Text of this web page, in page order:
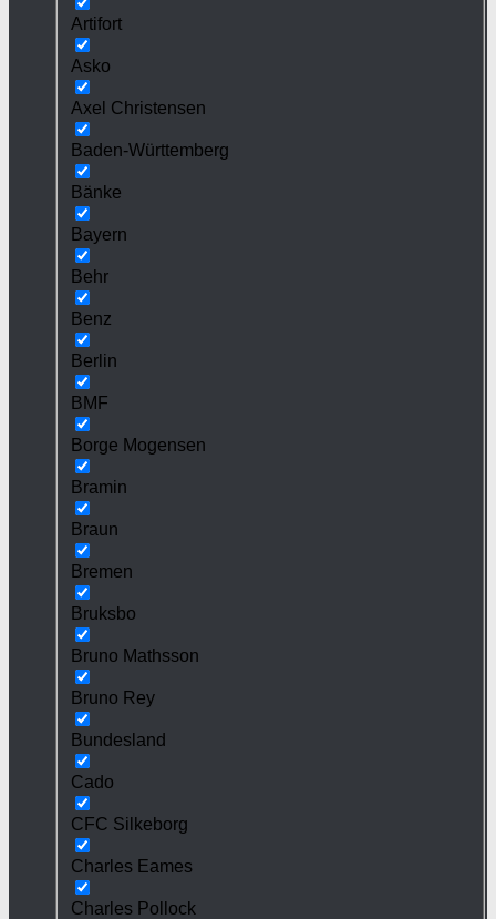
Artifort
Asko
Axel Christensen
Baden-Württemberg
Bänke
Bayern
Behr
Benz
Berlin
BMF
Borge Mogensen
Bramin
Braun
Bremen
Bruksbo
Bruno Mathsson
Bruno Rey
Bundesland
Cado
CFC Silkeborg
Charles Eames
Charles Pollock